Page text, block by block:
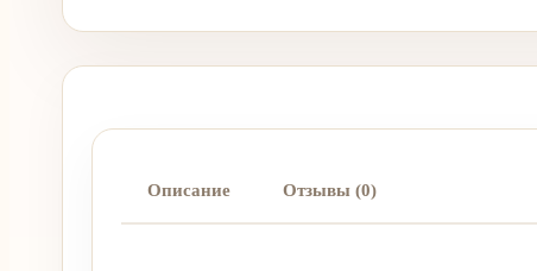
Описание Отзывы (0)